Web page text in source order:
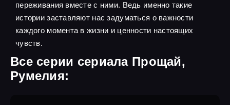
переживания вместе с ними. Ведь именно такие
истории заставляют нас задуматься о важности
каждого момента в жизни и ценности настоящих
чувств.
Все серии сериала Прощай,
Румелия: